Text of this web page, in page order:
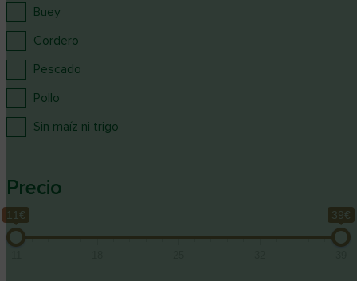
Buey
Cordero
Pescado
Pollo
Sin maíz ni trigo
Precio
11€ 39€